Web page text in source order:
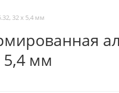
32 x 5,4 мм
5,4 мм